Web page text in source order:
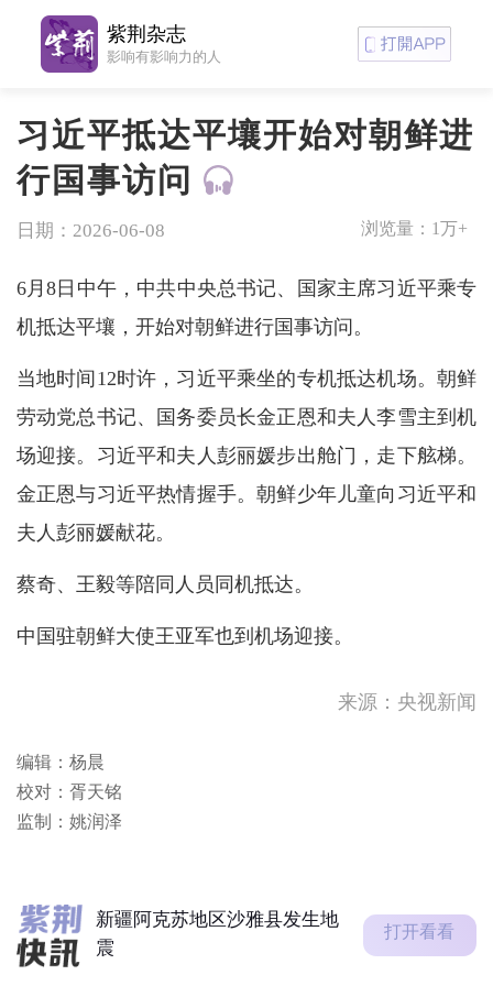
习近平抵达平壤开始对朝鲜进
行国事访问
日期：2026-06-08 浏览量： 1万+
6月8日中午，中共中央总书记、国家主席习近平乘专
机抵达平壤，开始对朝鲜进行国事访问。
当地时间12时许，习近平乘坐的专机抵达机场。朝鲜
劳动党总书记、国务委员长金正恩和夫人李雪主到机
场迎接。习近平和夫人彭丽媛步出舱门，走下舷梯。
金正恩与习近平热情握手。朝鲜少年儿童向习近平和
夫人彭丽媛献花。
蔡奇、王毅等陪同人员同机抵达。
中国驻朝鲜大使王亚军也到机场迎接。
来源：央视新闻
编辑：杨晨
校对：胥天铭
监制：姚润泽
口“智”护碧水一线见闻
酷热天气警告现正生效。
助，需要...
新疆阿克苏地区沙雅县发生地
震
打开看看
紫荆杂志
影响有影响力的人